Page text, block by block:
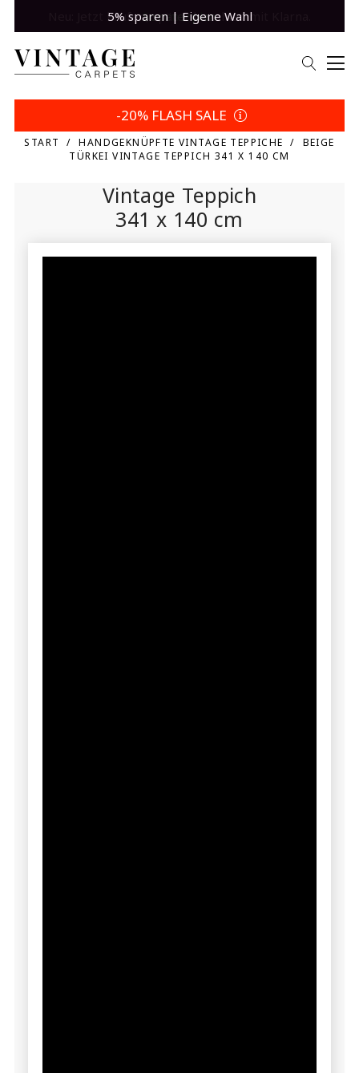
5% sparen | Eigene Wahl
-20% FLASH SALE
START HANDGEKNÜPFTE VINTAGE TEPPICHE
BEIGE
TÜRKEI VINTAGE TEPPICH 341 X 140 CM
Vintage Teppich
341 x 140 cm